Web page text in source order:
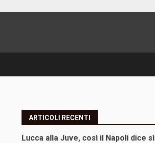
ARTICOLI RECENTI
Lucca alla Juve, così il Napoli dice sì